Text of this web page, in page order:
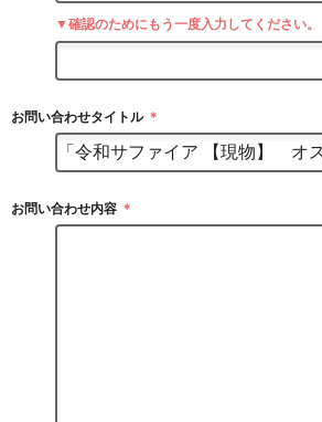
▼確認のためにもう一度入力してください。
お問い合わせタイトル ＊
お問い合わせ内容 ＊